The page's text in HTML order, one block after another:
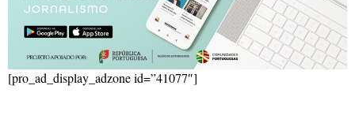
[pro_ad_display_adzone id=”41077″]